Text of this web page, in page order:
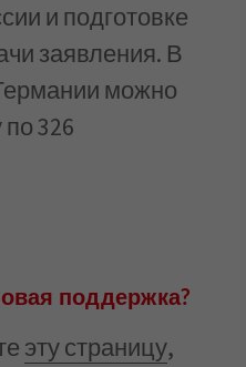
и подготовке
заявления. В
можно
326
поддержка?
эту страницу,